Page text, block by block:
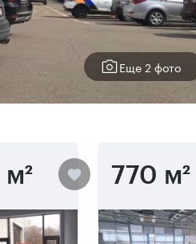
Еще 2 фото
770 м²